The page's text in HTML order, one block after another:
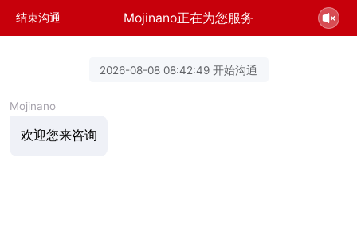
结束沟通 Mojinano正在为您服务
2026-08-08 08:42:49 开始沟通
Mojinano
欢迎您来咨询